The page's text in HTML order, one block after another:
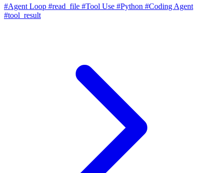
#Agent Loop #read_file #Tool Use #Python #Coding Agent
#tool_result